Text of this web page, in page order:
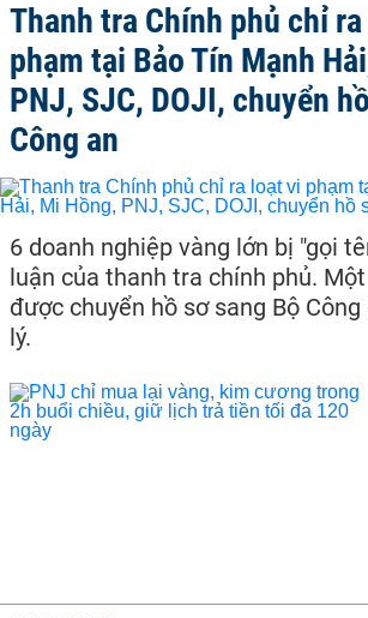
Thanh tra Chính phủ chỉ
phạm tại Bảo Tín Mạnh
PNJ, SJC, DOJI, chuyển
Công an
6 doanh nghiệp vàng lớn bị "gọi
luận của thanh tra chính phủ.
được chuyển hồ sơ sang Bộ
lý.